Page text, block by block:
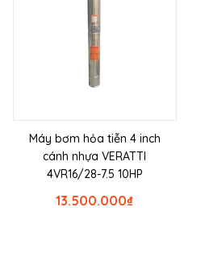
Máy bơm hỏa tiễn 4 inch
cánh nhựa VERATTI
4VR16/28-7.5 10HP
₫
13.500.000